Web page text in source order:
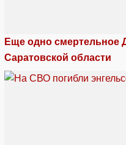
Еще одно смертельное
Саратовской области